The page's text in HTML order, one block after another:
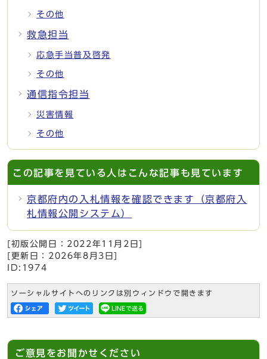
その他
救急担当
応急手当普及啓発
その他
通信指令担当
災害情報
その他
この記事を見ている人はこんな記事も見ています
京都府内の入札情報を確認できます（京都府入
札情報公開システム）
[初版公開日： 2022年11月2日
[更新日： 2026年8月3日
ID:1974
ソーシャルサイトへのリンクは別ウィンドウで開きます
ご意見をお聞かせください